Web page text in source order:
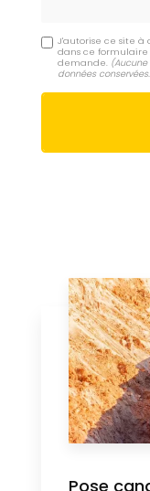
J'autorise ce site à
dans ce
demande.
données
Pose